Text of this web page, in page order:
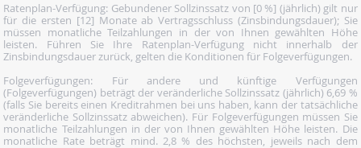
Ratenplan-Verfügung: Gebundener Sollzinssatz von [0 %] (jährlich) gilt nur
für die ersten [12] Monate ab Vertragsschluss (Zinsbindungsdauer); Sie
müssen monatliche Teilzahlungen in der von Ihnen gewählten Höhe
leisten. Führen Sie Ihre Ratenplan-Verfügung nicht innerhalb der
Zinsbindungsdauer zurück, gelten die Konditionen für Folgeverfügungen.
Folgeverfügungen: Für andere und künftige Verfügungen
(Folgeverfügungen) beträgt der veränderliche Sollzinssatz (jährlich) 6,69 %
(falls Sie bereits einen Kreditrahmen bei uns haben, kann der tatsächliche
veränderliche Sollzinssatz abweichen). Für Folgeverfügungen müssen Sie
monatliche Teilzahlungen in der von Ihnen gewählten Höhe leisten. Die
monatliche Rate beträgt mind. 2,8 % des höchsten, jeweils nach dem